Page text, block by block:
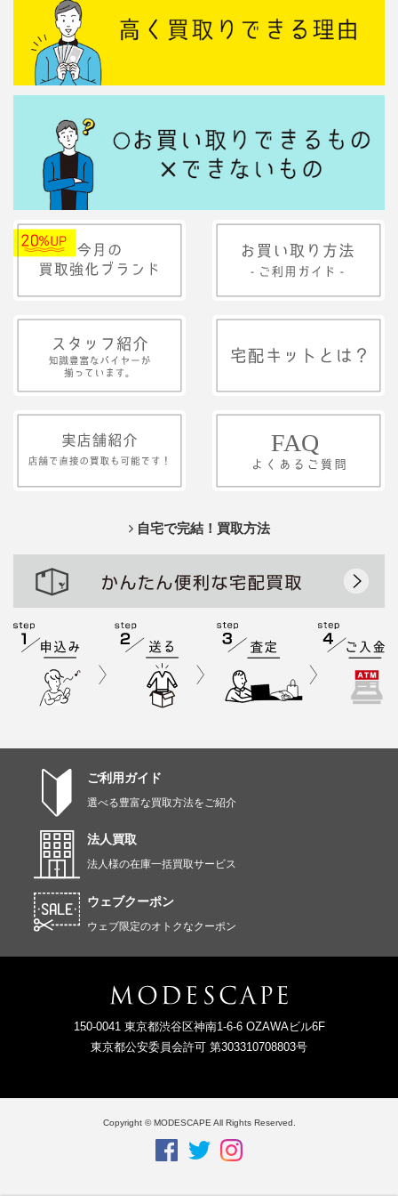
自宅で完結！買取方法
ご利用ガイド
選べる豊富な買取方法をご紹介
法人買取
法人様の在庫一括買取サービス
ウェブクーポン
ウェブ限定のオトクなクーポン
150-0041 東京都渋谷区神南1-6-6 OZAWAビル6F
東京都公安委員会許可 第303310708803号
Copyright © MODESCAPE All Rights Reserved.